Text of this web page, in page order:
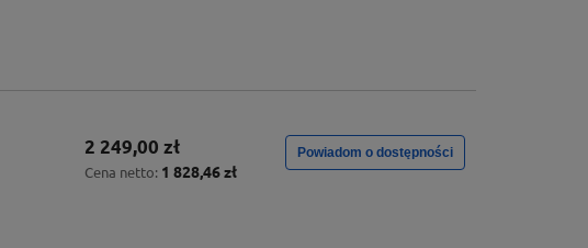
2 249,00 zł
Cena netto: 1 828,46 zł
Powiadom o dostępności